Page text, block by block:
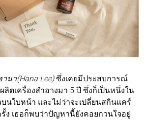
านา(Hana Lee)ซึ่งเคยมีประสบการณ์
ตเครื่องสำอางมา 5 ปี ซึ่งก็เป็นหนึ่งใน
นใบหน้า และไม่ว่าจะเปลี่ยนสกินแคร์
ง เธอก็พบว่าปัญหานี้ยังคอยกวนใจอยู่